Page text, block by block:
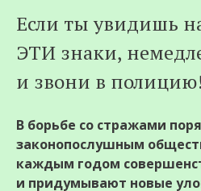
к
содержимому
Если ты увидишь
ЭТИ знаки,
и звони в полицию!
В борьбе со стражами
законопослушным
каждым годом
и придумывают новые